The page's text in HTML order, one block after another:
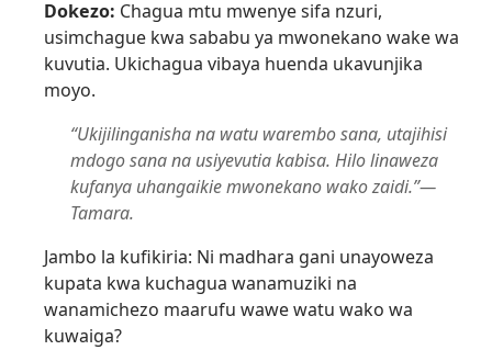
Dokezo: Chagua mtu mwenye sifa nzuri,
usimchague kwa sababu ya mwonekano wake wa
kuvutia. Ukichagua vibaya huenda ukavunjika
moyo.
“Ukijilinganisha na watu warembo sana, utajihisi
mdogo sana na usiyevutia kabisa. Hilo linaweza
kufanya uhangaikie mwonekano wako zaidi.”​—
Tamara.
Jambo la kufikiria: Ni madhara gani unayoweza
kupata kwa kuchagua wanamuziki na
wanamichezo maarufu wawe watu wako wa
kuwaiga?